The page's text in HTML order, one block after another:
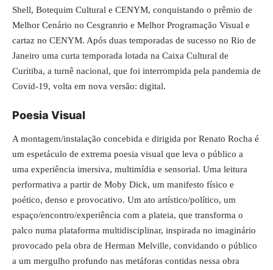
Shell, Botequim Cultural e CENYM, conquistando o prêmio de
Melhor Cenário no Cesgranrio e Melhor Programação Visual e
cartaz no CENYM. Após duas temporadas de sucesso no Rio de
Janeiro uma curta temporada lotada na Caixa Cultural de
Curitiba, a turnê nacional, que foi interrompida pela pandemia de
Covid-19, volta em nova versão: digital.
Poesia Visual
A montagem/instalação concebida e dirigida por Renato Rocha é
um espetáculo de extrema poesia visual que leva o público a
uma experiência imersiva, multimídia e sensorial. Uma leitura
performativa a partir de Moby Dick, um manifesto físico e
poético, denso e provocativo. Um ato artístico/político, um
espaço/encontro/experiência com a plateia, que transforma o
palco numa plataforma multidisciplinar, inspirada no imaginário
provocado pela obra de Herman Melville, convidando o público
a um mergulho profundo nas metáforas contidas nessa obra